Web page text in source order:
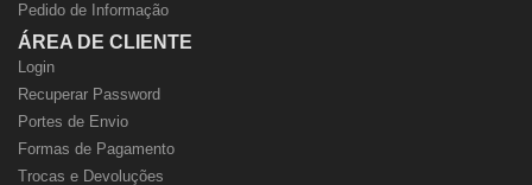
Pedido de Informação
ÁREA DE CLIENTE
Login
Recuperar Password
Portes de Envio
Formas de Pagamento
Trocas e Devoluções